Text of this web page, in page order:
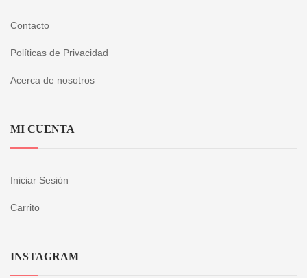
Contacto
Políticas de Privacidad
Acerca de nosotros
MI CUENTA
Iniciar Sesión
Carrito
INSTAGRAM